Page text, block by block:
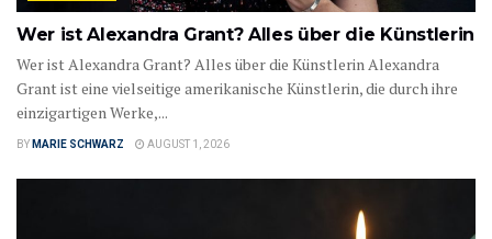
Wer ist Alexandra Grant? Alles über die Künstlerin
Wer ist Alexandra Grant? Alles über die Künstlerin Alexandra
Grant ist eine vielseitige amerikanische Künstlerin, die durch ihre
einzigartigen Werke,...
BY MARIE SCHWARZ AUGUST 1, 2026